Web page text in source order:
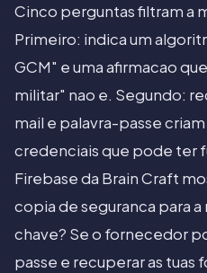
Cinco perguntas filtram a
Primeiro: indica um
GCM" e uma afirmacao
militar" nao e. Segundo:
mail e palavra-passe
credenciais que pode ter
Firebase da Brain Craft
copia de seguranca para
chave? Se o fornecedor
passe e recuperar as